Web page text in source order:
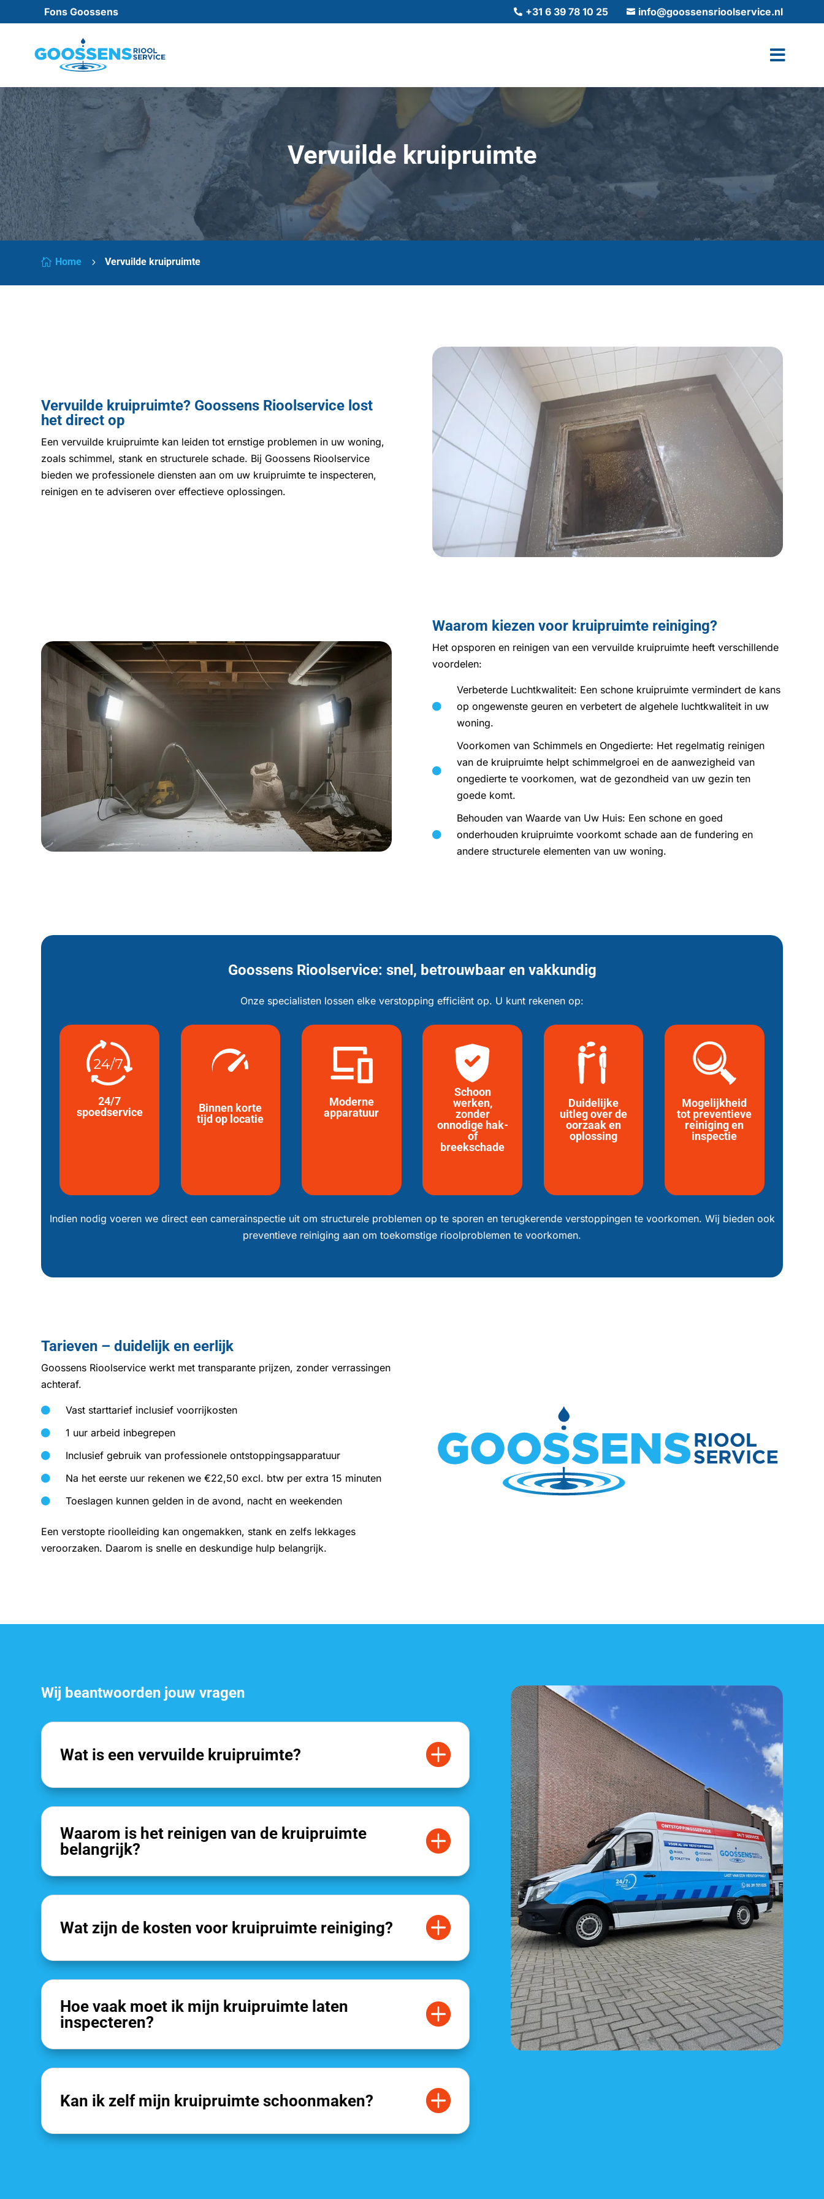
Fons Goossens  +31 6 39 78 10 25  info@goossensrioolservice.nl
Vervuilde kruipruimte
 Home 5 Vervuilde kruipruimte
Vervuilde kruipruimte? Goossens Rioolservice lost
het direct op
Een vervuilde kruipruimte kan leiden tot ernstige problemen in uw woning,
zoals schimmel, stank en structurele schade. Bij Goossens Rioolservice
bieden we professionele diensten aan om uw kruipruimte te inspecteren,
reinigen en te adviseren over effectieve oplossingen.
Waarom kiezen voor kruipruimte reiniging?
Het opsporen en reinigen van een vervuilde kruipruimte heeft verschillende
voordelen:

Verbeterde Luchtkwaliteit: Een schone kruipruimte vermindert de kans
op ongewenste geuren en verbetert de algehele luchtkwaliteit in uw
woning.

Voorkomen van Schimmels en Ongedierte: Het regelmatig reinigen
van de kruipruimte helpt schimmelgroei en de aanwezigheid van
ongedierte te voorkomen, wat de gezondheid van uw gezin ten
goede komt.

Behouden van Waarde van Uw Huis: Een schone en goed
onderhouden kruipruimte voorkomt schade aan de fundering en
andere structurele elementen van uw woning.
Goossens Rioolservice: snel, betrouwbaar en vakkundig
Onze specialisten lossen elke verstopping efficiënt op. U kunt rekenen op:
24/7
spoedservice
Binnen korte
tijd op locatie
Moderne
apparatuur
Schoon
werken,
zonder
onnodige hak-
of
breekschade
Duidelijke
uitleg over de
oorzaak en
oplossing
Mogelijkheid
tot preventieve
reiniging en
inspectie
Indien nodig voeren we direct een camerainspectie uit om structurele problemen op te sporen en terugkerende verstoppingen te voorkomen. Wij bieden ook
preventieve reiniging aan om toekomstige rioolproblemen te voorkomen.
Tarieven – duidelijk en eerlijk
Goossens Rioolservice werkt met transparante prijzen, zonder verrassingen
achteraf.
 Vast starttarief inclusief voorrijkosten
 1 uur arbeid inbegrepen
 Inclusief gebruik van professionele ontstoppingsapparatuur
 Na het eerste uur rekenen we €22,50 excl. btw per extra 15 minuten
 Toeslagen kunnen gelden in de avond, nacht en weekenden
Een verstopte rioolleiding kan ongemakken, stank en zelfs lekkages
veroorzaken. Daarom is snelle en deskundige hulp belangrijk.
Wij beantwoorden jouw vragen
Wat is een vervuilde kruipruimte? 
Waarom is het reinigen van de kruipruimte
belangrijk?

Wat zijn de kosten voor kruipruimte reiniging? 
Hoe vaak moet ik mijn kruipruimte laten
inspecteren?

Kan ik zelf mijn kruipruimte schoonmaken? 